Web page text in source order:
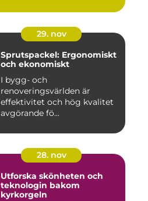
29. nov
Sprutspackel: Ergonomiskt
och ekonomiskt
I bygg- och
renoveringsvärlden är
effektivitet och hög kvalitet
avgörande fö...
28. nov
Utforska skönheten och
teknologin bakom
kyrkorgeln